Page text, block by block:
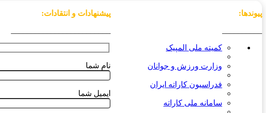
پیوندها:
کمیته ملی المپیک
وزارت ورزش و جوانان
فدراسیون کاراته ایران
سامانه ملی کاراته
پیشنهادات و انتقادات:
نام شما
ایمیل شما